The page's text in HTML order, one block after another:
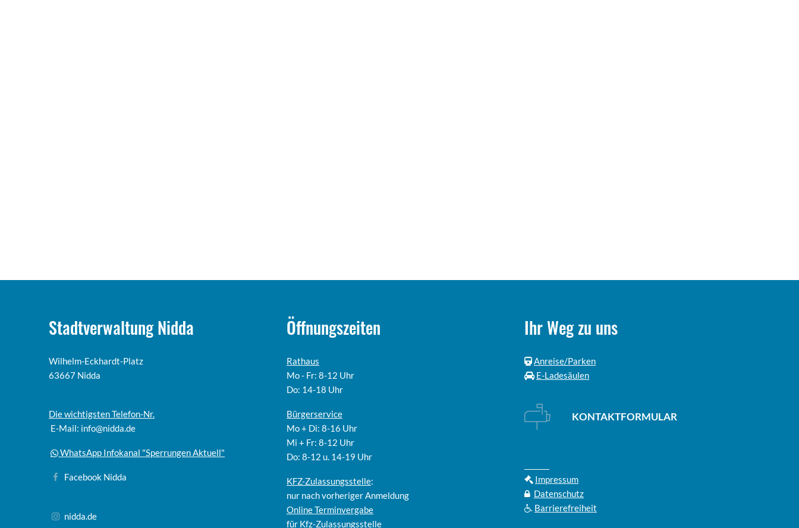
Stadtverwaltung Nidda
Wilhelm-Eckhardt-Platz
63667 Nidda
Die wichtigsten Telefon-Nr.
E-Mail: info@nidda.de
WhatsApp Infokanal "Sperrungen Aktuell"
Facebook Nidda
nidda.de
Öffnungszeiten
Rathaus
Mo - Fr: 8-12 Uhr
Do: 14-18 Uhr
Bürgerservice
Mo + Di: 8-16 Uhr
Mi + Fr: 8-12 Uhr
Do: 8-12 u. 14-19 Uhr
KFZ-Zulassungsstelle:
nur nach vorheriger Anmeldung
OnlineTerminvergabe
für Kfz-Zulassungsstelle
Ihr Weg zu uns
Anreise/Parken
E-Ladesäulen
KONTAKTFORMULAR
Impressum
Datenschutz
Barrierefreiheit